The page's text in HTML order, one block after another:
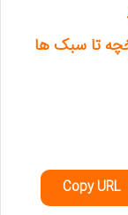
تا سبک ها
Copy URL